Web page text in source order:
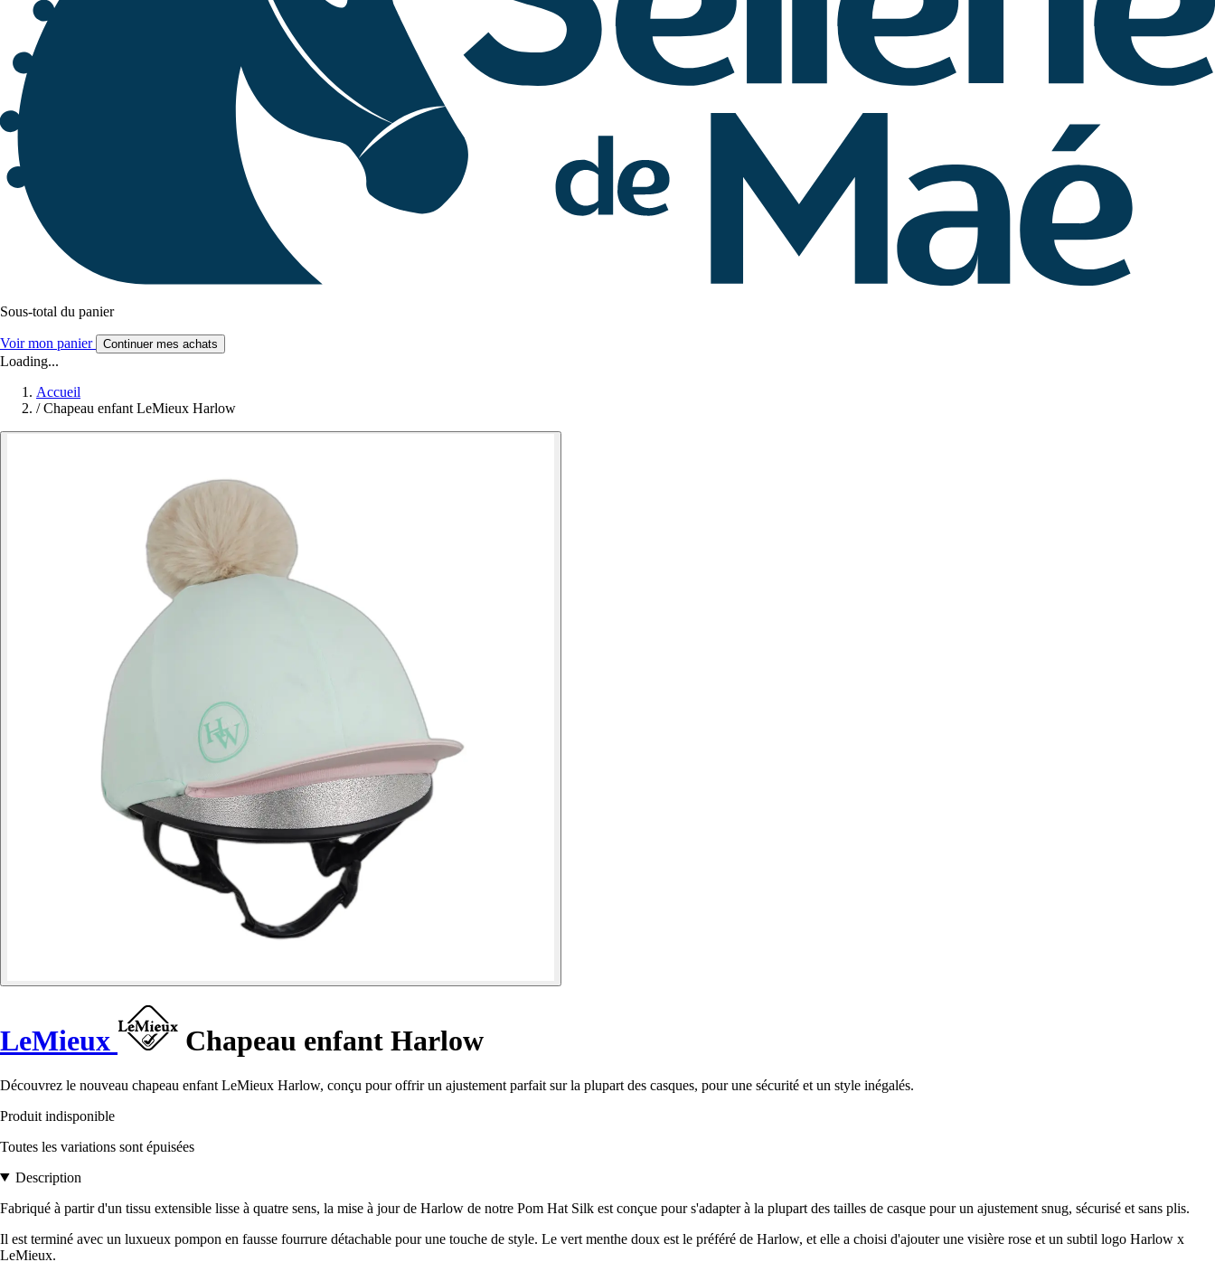
Sous-total du panier
Voir mon panier Continuer mes achats
Loading...
Accueil
/ Chapeau enfant LeMieux Harlow
LeMieux Chapeau enfant Harlow
Découvrez le nouveau chapeau enfant LeMieux Harlow, conçu pour offrir un ajustement parfait sur la plupart des casques, pour une sécurité et un style inégalés.
Produit indisponible
Toutes les variations sont épuisées
Description
Fabriqué à partir d'un tissu extensible lisse à quatre sens, la mise à jour de Harlow de notre Pom Hat Silk est conçue pour s'adapter à la plupart des tailles de casque pour un ajustement snug, sécurisé et sans plis.
Il est terminé avec un luxueux pompon en fausse fourrure détachable pour une touche de style. Le vert menthe doux est le préféré de Harlow, et elle a choisi d'ajouter une visière rose et un subtil logo Harlow x
LeMieux.